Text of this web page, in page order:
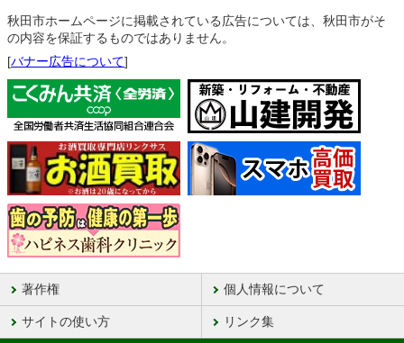
秋田市ホームページに掲載されている広告については、秋田市がそ
の内容を保証するものではありません。
[バナー広告について]
著作権 個人情報について
サイトの使い方 リンク集